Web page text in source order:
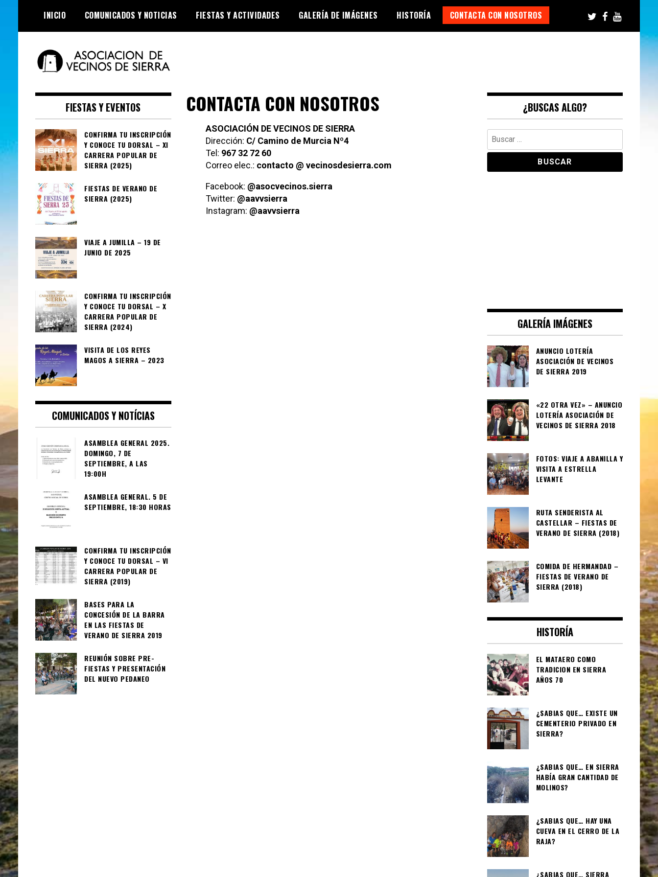
content
INICIO COMUNICADOS Y NOTICIAS FIESTAS Y ACTIVIDADES GALERÍA DE IMÁGENES HISTORÍA CONTACTA CON NOSOTROS
Asociación de
Vecinos de Sierra
CONTACTA CON NOSOTROS
ASOCIACIÓN DE VECINOS DE SIERRA
Dirección: C/ Camino de Murcia Nº4
Tel: 967 32 72 60
Correo elec.: contacto @ vecinosdesierra.com
Facebook: @asocvecinos.sierra
Twitter: @aavvsierra
Instagram: @aavvsierra
FIESTAS Y EVENTOS
CONFIRMA TU INSCRIPCIÓN
Y CONOCE TU DORSAL – XI
CARRERA POPULAR DE
SIERRA (2025)
FIESTAS DE VERANO DE
SIERRA (2025)
VIAJE A JUMILLA – 19 DE
JUNIO DE 2025
CONFIRMA TU INSCRIPCIÓN
Y CONOCE TU DORSAL – X
CARRERA POPULAR DE
SIERRA (2024)
VISITA DE LOS REYES
MAGOS A SIERRA – 2023
COMUNICADOS Y NOTÍCIAS
ASAMBLEA GENERAL 2025.
DOMINGO, 7 DE
SEPTIEMBRE, A LAS
19:00H
ASAMBLEA GENERAL. 5 DE
SEPTIEMBRE, 18:30 HORAS
CONFIRMA TU INSCRIPCIÓN
Y CONOCE TU DORSAL – VI
CARRERA POPULAR DE
SIERRA (2019)
BASES PARA LA
CONCESIÓN DE LA BARRA
EN LAS FIESTAS DE
VERANO DE SIERRA 2019
REUNIÓN SOBRE PRE-
FIESTAS Y PRESENTACIÓN
DEL NUEVO PEDANEO
¿BUSCAS ALGO?
Buscar:
GALERÍA IMÁGENES
ANUNCIO LOTERÍA
ASOCIACIÓN DE VECINOS
DE SIERRA 2019
«22 OTRA VEZ» – ANUNCIO
LOTERÍA ASOCIACIÓN DE
VECINOS DE SIERRA 2018
FOTOS: VIAJE A ABANILLA Y
VISITA A ESTRELLA
LEVANTE
RUTA SENDERISTA AL
CASTELLAR – FIESTAS DE
VERANO DE SIERRA (2018)
COMIDA DE HERMANDAD –
FIESTAS DE VERANO DE
SIERRA (2018)
HISTORÍA
EL MATAERO COMO
TRADICION EN SIERRA
AÑOS 70
¿SABIAS QUE… EXISTE UN
CEMENTERIO PRIVADO EN
SIERRA?
¿SABIAS QUE… EN SIERRA
HABÍA GRAN CANTIDAD DE
MOLINOS?
¿SABIAS QUE… HAY UNA
CUEVA EN EL CERRO DE LA
RAJA?
¿SABIAS QUE… SIERRA